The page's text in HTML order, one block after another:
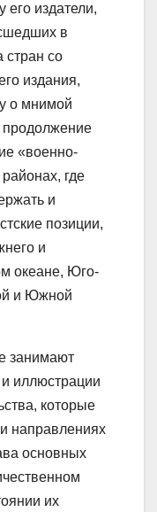
его издатели,
в
стран со
издания,
о мнимой
продолжение
«военно-
где
и
позиции,
и
океане, Юго-
и Южной
занимают
и иллюстрации
которые
направлениях
основных
их